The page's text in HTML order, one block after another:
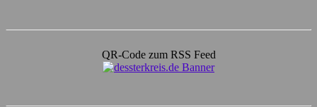
QR-Code zum RSS Feed